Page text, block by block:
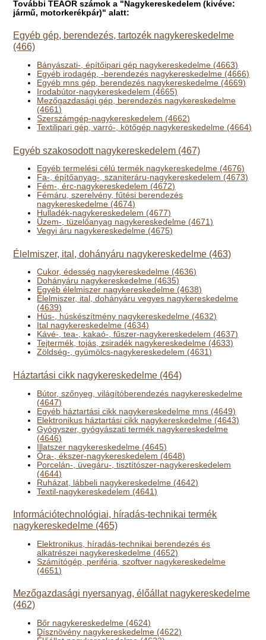
További TEÁOR számok a "Nagykereskedelem (kivéve:
jármű, motorkerékpár)" alatt:
Egyéb gép, berendezés, tartozék nagykereskedelme
(466)
Bányászati-, építőipari gép nagykereskedelme (4663)
Egyéb irodagép, -berendezés nagykereskedelme (4666)
Egyéb mns gép, berendezés nagykereskedelme (4669)
Irodabútor-nagykereskedelem (4665)
Mezőgazdasági gép, berendezés nagykereskedelme
(4661)
Szerszámgép-nagykereskedelem (4662)
Textilipari gép, varró-, kötőgép nagykereskedelme (4664)
Egyéb szakosodott nagykereskedelem (467)
Egyéb termelési célú termék nagykereskedelme (4676)
Fa-, építőanyag-, szaniteráru-nagykereskedelem (4673)
Fém-, érc-nagykereskedelem (4672)
Fémáru, szerelvény, fűtési berendezés
nagykereskedelme (4674)
Hulladék-nagykereskedelem (4677)
Üzem-, tüzelőanyag nagykereskedelme (4671)
Vegyi áru nagykereskedelme (4675)
Élelmiszer, ital, dohányáru nagykereskedelme (463)
Cukor, édesség nagykereskedelme (4636)
Dohányáru nagykereskedelme (4635)
Egyéb élelmiszer nagykereskedelme (4638)
Élelmiszer, ital, dohányáru vegyes nagykereskedelme
(4639)
Hús-, húskészítmény nagykereskedelme (4632)
Ital nagykereskedelme (4634)
Kávé-, tea-, kakaó-, fűszer-nagykereskedelem (4637)
Tejtermék, tojás, zsiradék nagykereskedelme (4633)
Zöldség-, gyümölcs-nagykereskedelem (4631)
Háztartási cikk nagykereskedelme (464)
Bútor, szőnyeg, világítóberendezés nagykereskedelme
(4647)
Egyéb háztartási cikk nagykereskedelme mns (4649)
Elektronikus háztartási cikk nagykereskedelme (4643)
Gyógyszer, gyógyászati termék nagykereskedelme
(4646)
Illatszer nagykereskedelme (4645)
Óra-, ékszer-nagykereskedelem (4648)
Porcelán-, üvegáru-, tisztítószer-nagykereskedelem
(4644)
Ruházat, lábbeli nagykereskedelme (4642)
Textil-nagykereskedelem (4641)
Információtechnológiai, híradás-technikai termék
nagykereskedelme (465)
Elektronikus, híradás-technikai berendezés és
alkatrészei nagykereskedelme (4652)
Számítógép, periféria, szoftver nagykereskedelme
(4651)
Mezőgazdasági nyersanyag, élőállat nagykereskedelme
(462)
Bőr nagykereskedelme (4624)
Dísznövény nagykereskedelme (4622)